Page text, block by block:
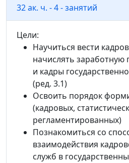
32 ак. ч. - 4 - занятий
Цели:
Научиться вести
начислять заработную
и кадры
(ред. 3.1)
Освоить порядок
(кадровых,
регламентированных)
Познакомиться со
взаимодействия
служб в